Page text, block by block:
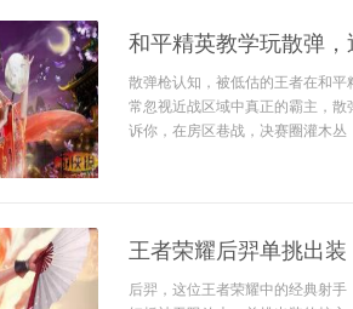
和平精英教学玩散弹
散弹枪认知，被低估的王者在和
常忽视近战区域中真正的霸主，
诉你，在房区巷战，决赛圈灌木丛
王者荣耀后羿单挑出
后羿，这位王者荣耀中的经典射